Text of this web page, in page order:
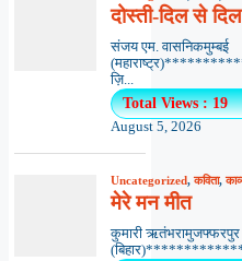
दोस्ती-दिल से
संजय एम. वासनिकमुम्बई
ज़ि...
Total Views : 19
August 5, 2026
Uncategorized,कविता,
मेरे मन मीत
कुमारी ऋतंभरामुजफ्फरपुर